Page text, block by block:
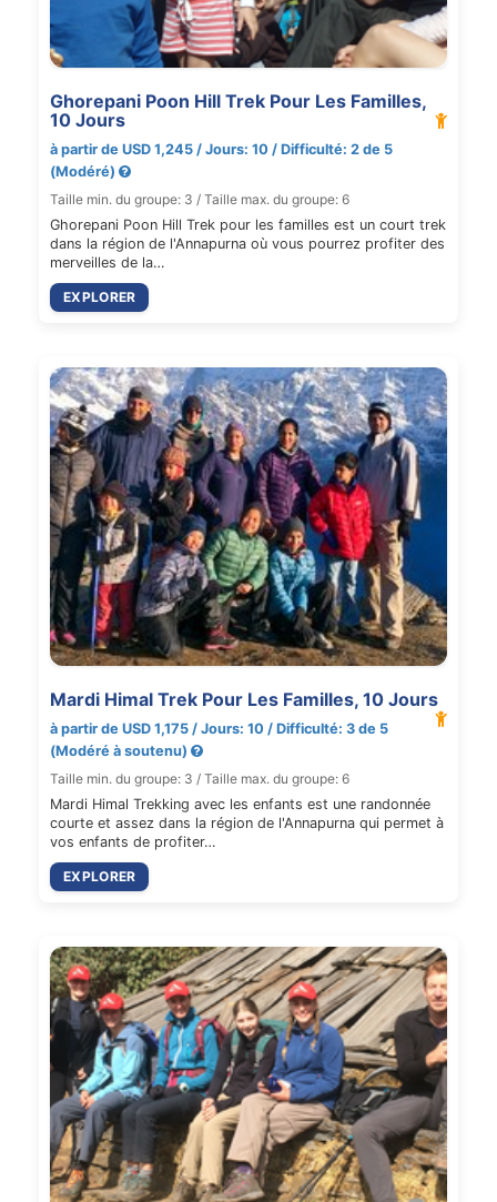
Ghorepani Poon Hill Trek Pour Les Familles,
10 Jours
à partir de USD 1,245 / Jours: 10 / Difficulté: 2 de 5
(Modéré)
Taille min. du groupe: 3 / Taille max. du groupe: 6
Ghorepani Poon Hill Trek pour les familles est un court trek
dans la région de l'Annapurna où vous pourrez profiter des
merveilles de la…
EXPLORER
Mardi Himal Trek Pour Les Familles, 10 Jours
à partir de USD 1,175 / Jours: 10 / Difficulté: 3 de 5
(Modéré à soutenu)
Taille min. du groupe: 3 / Taille max. du groupe: 6
Mardi Himal Trekking avec les enfants est une randonnée
courte et assez dans la région de l'Annapurna qui permet à
vos enfants de profiter…
EXPLORER